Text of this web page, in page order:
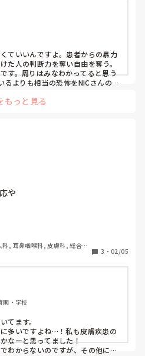
ていいんですよ。患者からの暴力
た人の判断力を奪い自由を奪う。
す。周りはみなわかってると思う
るよりも相当の恐怖をNICさんの身
もっと見る
や
ルです。
の説明、指導つきの本でおすす
膚疾患」
」がおすすめででてきますが
？
です
, 耳鼻咽喉科, 皮膚科, 総合診
3 ・ 02/05
園・学校
てます。
多いですよね…！私も皮膚疾患の
なーと思ってました！
わからないのですが、その他に